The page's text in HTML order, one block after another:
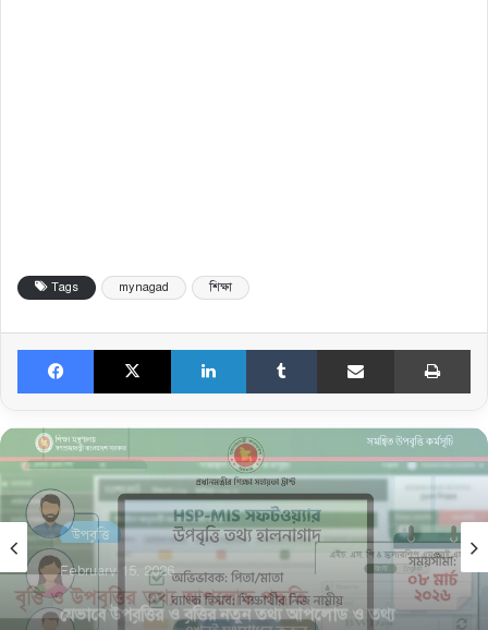
Tags mynagad শিক্ষা
Facebook X LinkedIn Tumblr Share via Email
উপবৃত্তি
February 15, 2026
উপবৃত্তির HSP-MIS সফটওয়্যারে অভিভাবক ও ব্যাংক
হিসাব হালনাগাদকরণের জরুরি নির্দেশ